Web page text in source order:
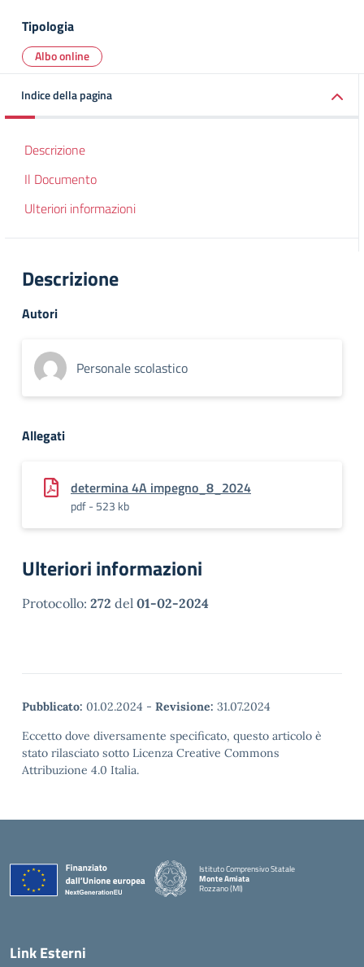
Tipologia
Albo online
Indice della pagina
Descrizione
Il Documento
Ulteriori informazioni
Descrizione
Autori
Personale scolastico
Allegati
determina 4A impegno_8_2024
pdf - 523 kb
Ulteriori informazioni
Protocollo: 272 del 01-02-2024
Pubblicato: 01.02.2024 - Revisione: 31.07.2024
Eccetto dove diversamente specificato, questo articolo è
stato rilasciato sotto Licenza Creative Commons
Attribuzione 4.0 Italia.
Istituto Comprensivo Statale
Monte Amiata
Rozzano (MI)
Link Esterni